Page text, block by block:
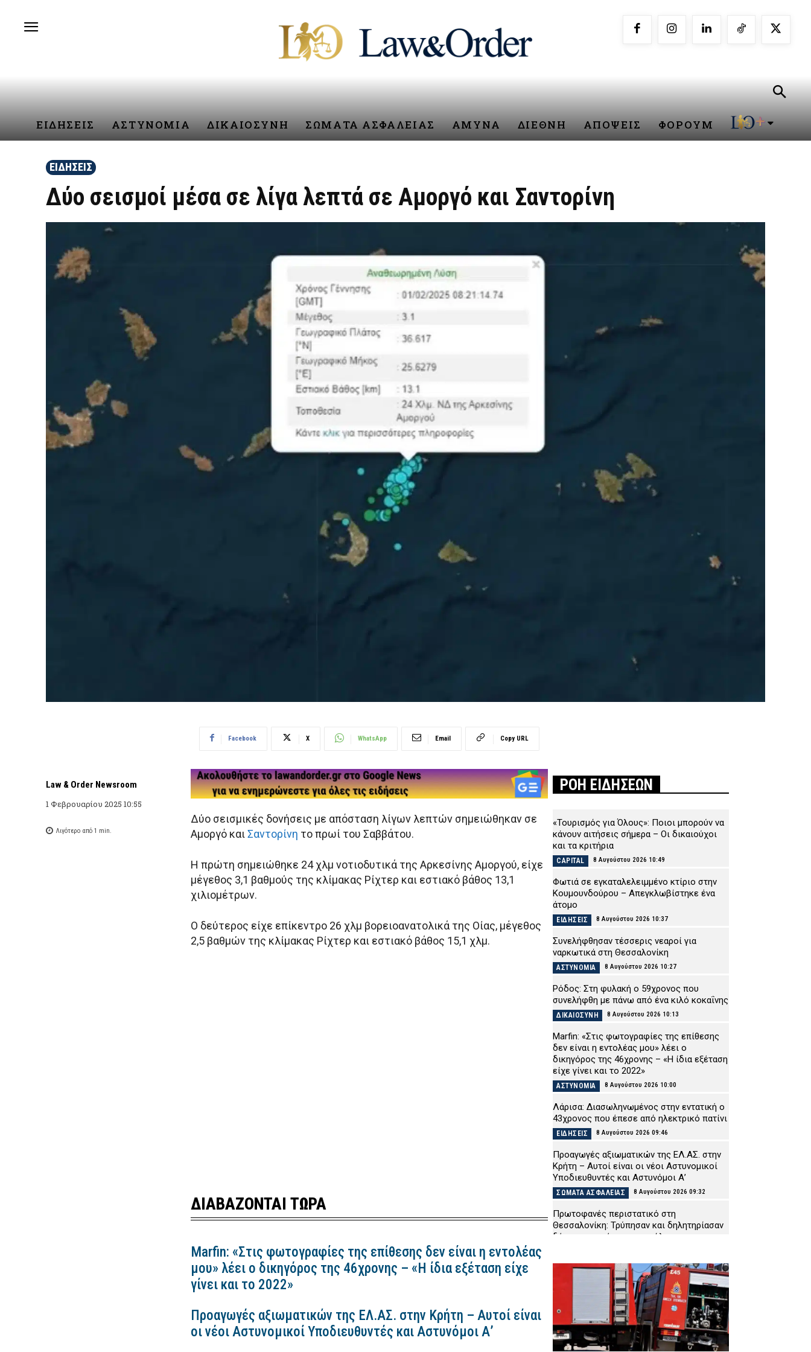
ΕΙΔΗΣΕΙΣ ΑΣΤΥΝΟΜΙΑ ΔΙΚΑΙΟΣΥΝΗ ΣΩΜΑΤΑ ΑΣΦΑΛΕΙΑΣ ΑΜΥΝΑ ΔΙΕΘΝΗ ΑΠΟΨΕΙΣ ΦΟΡΟΥΜ
ΕΙΔΗΣΕΙΣ
Δύο σεισμοί μέσα σε λίγα λεπτά σε Αμοργό και Σαντορίνη
Law & Order Newsroom
1 Φεβρουαρίου 2025 10:55
Λιγότερο από 1 min.
Facebook X WhatsApp Email Copy URL
Δύο σεισμικές δονήσεις με απόσταση λίγων λεπτών σημειώθηκαν σε
Αμοργό καιΣαντορίνη το πρωί του Σαββάτου.
Η πρώτη σημειώθηκε 24 χλμ νοτιοδυτικά της Αρκεσίνης Αμοργού, είχε
μέγεθος 3,1 βαθμούς της κλίμακας Ρίχτερ και εστιακό βάθος 13,1
χιλιομέτρων.
Ο δεύτερος είχε επίκεντρο 26 χλμ βορειοανατολικά της Οίας, μέγεθος
2,5 βαθμών της κλίμακας Ρίχτερ και εστιακό βάθος 15,1 χλμ.
ΔΙΑΒΑΖΟΝΤΑΙ ΤΩΡΑ
Marfin: «Στις φωτογραφίες της επίθεσης δεν είναι η εντολέας
μου» λέει ο δικηγόρος της 46χρονης – «Η ίδια εξέταση είχε
γίνει και το 2022»
Προαγωγές αξιωματικών της ΕΛ.ΑΣ. στην Κρήτη – Αυτοί είναι
οι νέοι Αστυνομικοί Υποδιευθυντές και Αστυνόμοι Α’
ΡΟΗ ΕΙΔΗΣΕΩΝ
«Τουρισμός για Όλους»: Ποιοι μπορούν να
κάνουν αιτήσεις σήμερα – Οι δικαιούχοι
και τα κριτήρια
CAPITAL 8 Αυγούστου 2026 10:49
Φωτιά σε εγκαταλελειμμένο κτίριο στην
Κουμουνδούρου – Απεγκλωβίστηκε ένα
άτομο
ΕΙΔΗΣΕΙΣ 8 Αυγούστου 2026 10:37
Συνελήφθησαν τέσσερις νεαροί για
ναρκωτικά στη Θεσσαλονίκη
ΑΣΤΥΝΟΜΙΑ 8 Αυγούστου 2026 10:27
Ρόδος: Στη φυλακή ο 59χρονος που
συνελήφθη με πάνω από ένα κιλό κοκαΐνης
ΔΙΚΑΙΟΣΥΝΗ 8 Αυγούστου 2026 10:13
Marfin: «Στις φωτογραφίες της επίθεσης
δεν είναι η εντολέας μου» λέει ο
δικηγόρος της 46χρονης – «Η ίδια εξέταση
είχε γίνει και το 2022»
ΑΣΤΥΝΟΜΙΑ 8 Αυγούστου 2026 10:00
Λάρισα: Διασωληνωμένος στην εντατική ο
43χρονος που έπεσε από ηλεκτρικό πατίνι
ΕΙΔΗΣΕΙΣ 8 Αυγούστου 2026 09:46
Προαγωγές αξιωματικών της ΕΛ.ΑΣ. στην
Κρήτη – Αυτοί είναι οι νέοι Αστυνομικοί
Υποδιευθυντές και Αστυνόμοι Α’
ΣΩΜΑΤΑ ΑΣΦΑΛΕΙΑΣ 8 Αυγούστου 2026 09:32
Πρωτοφανές περιστατικό στη
Θεσσαλονίκη: Τρύπησαν και δηλητηρίασαν
δέντρα στο κέντρο της πόλης
Σκιάθος: Φυλάκιση 15 μηνών στη
Βρετανίδα που μέθυσε με την ανήλικη κόρη
της και προκάλεσε επεισόδιο στο Κέντρο
Υγείας
ΔΙΚΑΙΟΣΥΝΗ 8 Αυγούστου 2026 09:07
Σκύλος με σοβαρά εγκαύματα επέστρεψε